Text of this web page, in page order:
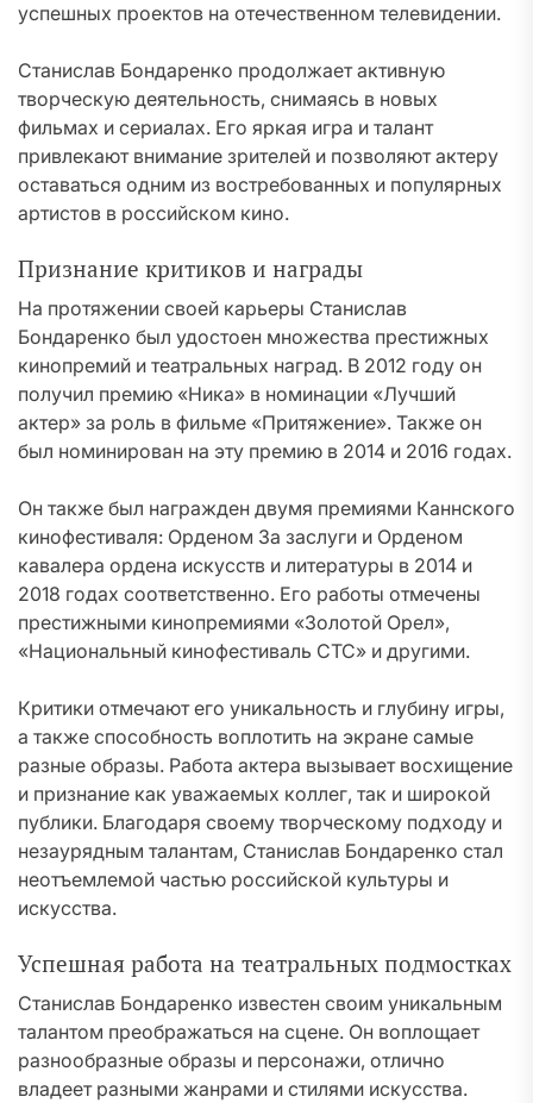
успешных проектов на отечественном телевидении.
Станислав Бондаренко продолжает активную
творческую деятельность, снимаясь в новых
фильмах и сериалах. Его яркая игра и талант
привлекают внимание зрителей и позволяют актеру
оставаться одним из востребованных и популярных
артистов в российском кино.
Признание критиков и награды
На протяжении своей карьеры Станислав
Бондаренко был удостоен множества престижных
кинопремий и театральных наград. В 2012 году он
получил премию «Ника» в номинации «Лучший
актер» за роль в фильме «Притяжение». Также он
был номинирован на эту премию в 2014 и 2016 годах.
Он также был награжден двумя премиями Каннского
кинофестиваля: Орденом За заслуги и Орденом
кавалера ордена искусств и литературы в 2014 и
2018 годах соответственно. Его работы отмечены
престижными кинопремиями «Золотой Орел»,
«Национальный кинофестиваль СТС» и другими.
Критики отмечают его уникальность и глубину игры,
а также способность воплотить на экране самые
разные образы. Работа актера вызывает восхищение
и признание как уважаемых коллег, так и широкой
публики. Благодаря своему творческому подходу и
незаурядным талантам, Станислав Бондаренко стал
неотъемлемой частью российской культуры и
искусства.
Успешная работа на театральных подмостках
Станислав Бондаренко известен своим уникальным
талантом преображаться на сцене. Он воплощает
разнообразные образы и персонажи, отлично
владеет разными жанрами и стилями искусства.